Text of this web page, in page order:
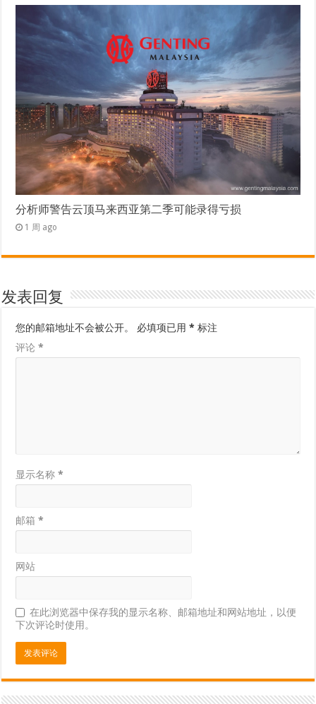
分析师警告云顶马来西亚第二季可能录得亏损
1 周 ago
发表回复
您的邮箱地址不会被公开。 必填项已用* 标注
评论*
显示名称*
邮箱*
网站
在此浏览器中保存我的显示名称、邮箱地址和网站地址，以便
下次评论时使用。